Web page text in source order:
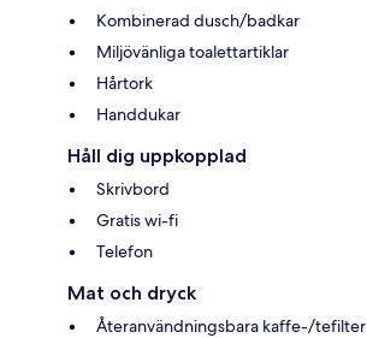
Kombinerad dusch/badkar
Miljövänliga toalettartiklar
Hårtork
Handdukar
Håll dig uppkopplad
Skrivbord
Gratis wi-fi
Telefon
Mat och dryck
Återanvändningsbara kaffe-/tefilter